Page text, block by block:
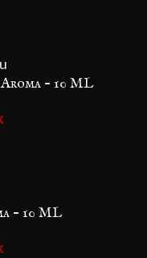
– 10 ML
– 10 ML